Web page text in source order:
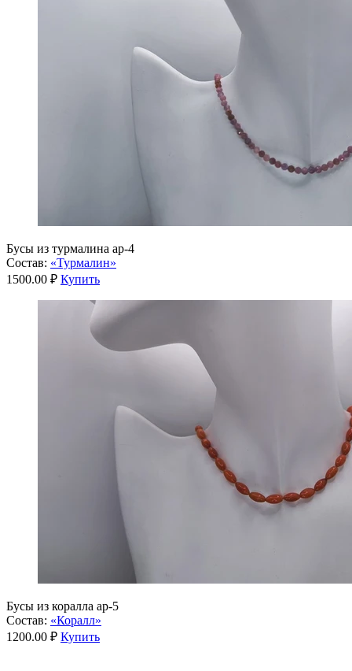
Бусы из турмалина ар-4
Состав: «Турмалин»
1500.00 ₽ Купить
Бусы из коралла ар-5
Состав: «Коралл»
1200.00 ₽ Купить